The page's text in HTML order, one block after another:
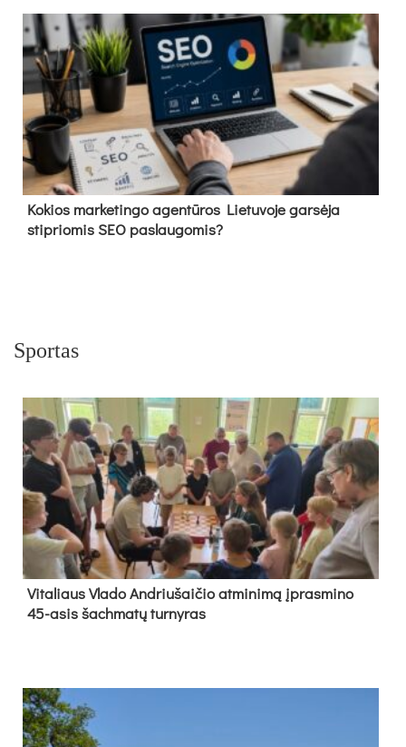
Kokios marketingo agentūros Lietuvoje garsėja
stipriomis SEO paslaugomis?
Sportas
Vi­ta­liaus Vla­do And­riu­šai­čio at­mi­ni­mą įpras­mi­no
45-asis šach­ma­tų tur­ny­ras